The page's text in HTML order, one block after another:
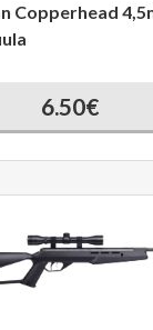
Copperhead
6.50€